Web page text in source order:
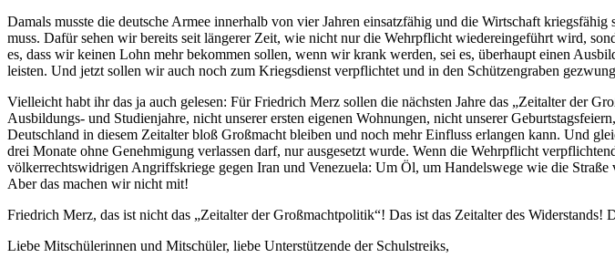
Damals musste die deutsche Armee innerhalb von vier Jahren einsatzfähig und die Wirtschaft
muss. Dafür sehen wir bereits seit längerer Zeit, wie nicht nur die Wehrpflicht wiedereingeführt wird,
es, dass wir keinen Lohn mehr bekommen sollen, wenn wir krank werden, sei es, überhaupt einen
leisten. Und jetzt sollen wir auch noch zum Kriegsdienst verpflichtet und in den Schützengraben
Vielleicht habt ihr das ja auch gelesen: Für Friedrich Merz sollen die nächsten Jahre das „Zeitalter der
Ausbildungs- und Studienjahre, nicht unserer ersten eigenen Wohnungen, nicht unserer
Deutschland in diesem Zeitalter bloß Großmacht bleiben und noch mehr Einfluss erlangen kann. Und
drei Monate ohne Genehmigung verlassen darf, nur ausgesetzt wurde. Wenn die Wehrpflicht
völkerrechtswidrigen Angriffskriege gegen Iran und Venezuela: Um Öl, um Handelswege wie die
Aber das machen wir nicht mit!
Friedrich Merz, das ist nicht das „Zeitalter der Großmachtpolitik“! Das ist das Zeitalter des
Liebe Mitschülerinnen und Mitschüler, liebe Unterstützende der Schulstreiks,